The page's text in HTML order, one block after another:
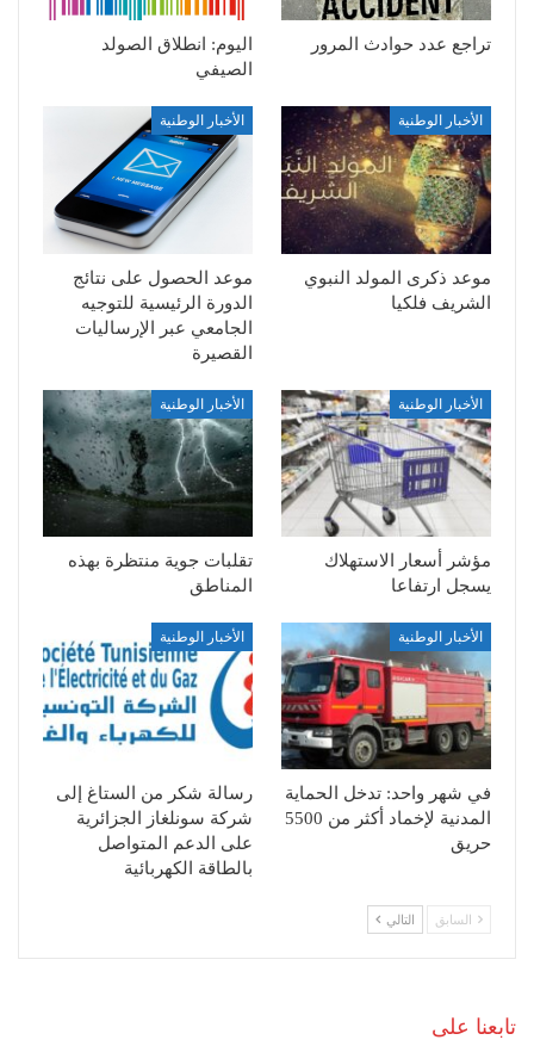
تراجع عدد حوادث المرور
اليوم: انطلاق الصولد
الصيفي
الأخبار الوطنية
موعد ذكرى المولد النبوي
الشريف فلكيا
الأخبار الوطنية
موعد الحصول على نتائج
الدورة الرئيسية للتوجيه
الجامعي عبر الإرساليات
القصيرة
الأخبار الوطنية
مؤشر أسعار الاستهلاك
يسجل ارتفاعا
الأخبار الوطنية
تقلبات جوية منتظرة بهذه
المناطق
الأخبار الوطنية
في شهر واحد: تدخل الحماية
المدنية لإخماد أكثر من 5500
حريق
الأخبار الوطنية
رسالة شكر من الستاغ إلى
شركة سونلغاز الجزائرية
على الدعم المتواصل
بالطاقة الكهربائية
السابق التالي
تابعنا على